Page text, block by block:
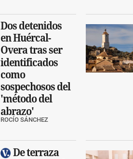
Dos detenidos
en Huércal-
Overa tras ser
identificados
como
sospechosos del
'método del
abrazo'
ROCÍO SÁNCHEZ
De terraza